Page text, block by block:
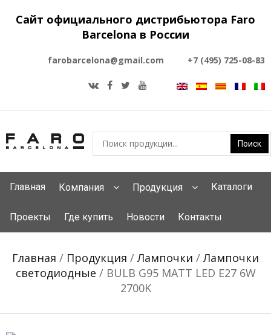
Сайт официального дистрибьютора Faro
Barcelona в России
farobarcelona@gmail.com +7 (495) 725-08-83
Главная Компания Продукция Каталоги
Проекты Где купить Новости Контакты
Главная / Продукция /Лампочки /Лампочки
светодиодные / BULB G95 MATT LED E27 6W
2700K